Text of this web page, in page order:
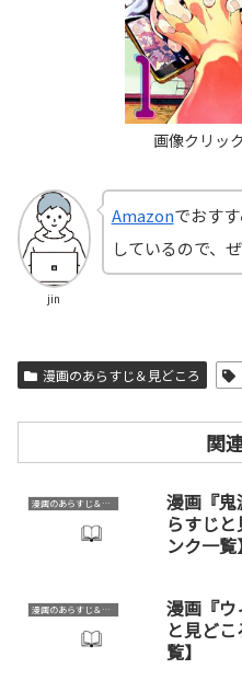
jin
Amazonでおす
しているので、
漫画のあらすじ＆見どころ
関
漫画のあらすじ＆見どころ
漫画『
らすじ
ンク一覧
漫画のあらすじ＆見どころ
漫画『
と見ど
覧】